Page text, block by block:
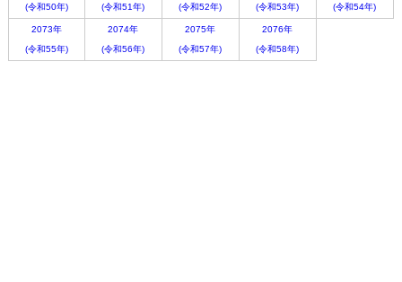
(令和50年)
(令和51年)
(令和52年)
(令和53年)
(令和54年)
2073年
(令和55年)
2074年
(令和56年)
2075年
(令和57年)
2076年
(令和58年)